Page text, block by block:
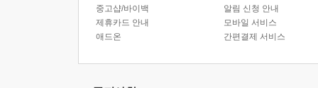
중고샵/바이백
제휴카드 안내
애드온
알림 신청 안내
모바일 서비스
간편결제 서비스